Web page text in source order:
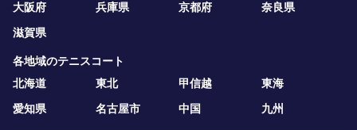
大阪府
兵庫県 京都府
奈良県
滋賀県
各地域のテニスコート
北海道
東北 甲信越
東海
愛知県
名古屋市 中国 九州